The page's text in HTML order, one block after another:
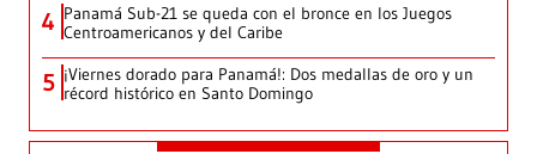
4 Panamá Sub-21 se queda con el bronce en los Juegos
Centroamericanos y del Caribe
5 ¡Viernes dorado para Panamá!: Dos medallas de oro y un
récord histórico en Santo Domingo